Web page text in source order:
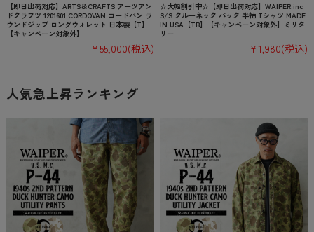
【即日出荷対応】ARTS＆CRAFTS アーツアン
ドクラフツ 1201601 CORDOVAN コードバン ラ
ウンドジップ ロングウォレット 日本製【T】
【キャンペーン対象外】
¥55,000(税込)
☆大幅割引中☆【即日出荷対応】WAIPER.inc
S/S クルーネック パック 半袖 Tシャツ MADE
IN USA【TB】【キャンペーン対象外】ミリタ
リー
¥1,980(税込)
人気急上昇ランキング